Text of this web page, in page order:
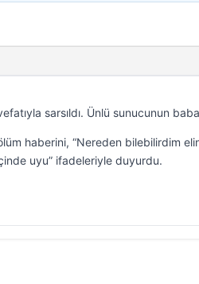
sarsıldı. Ünlü sunucunun
haberini, “Nereden bilebilirdim
uyu” ifadeleriyle duyurdu.